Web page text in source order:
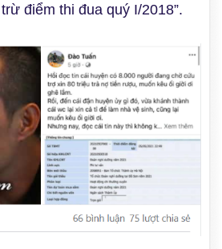
điểm thi đua quý I/2018”.